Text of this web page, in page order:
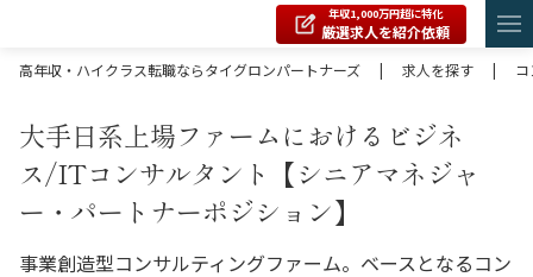
年収1,000万円超に特化
厳選求人を紹介依頼
高年収・ハイクラス転職ならタイグロンパートナーズ
| 求人を探す |
大手日系上場ファームにおけるビジネ
ス/ITコンサルタント【シニアマネジャ
ー・パートナーポジション】
事業創造型コンサルティングファーム。ベースとなるコン